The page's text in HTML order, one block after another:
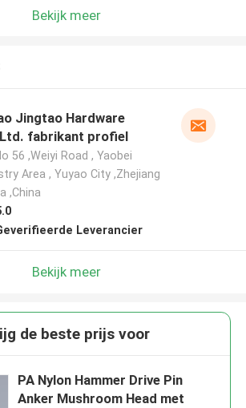
Bekijk meer
Jingtao Hardware
fabrikant profiel
56 ,Weiyi Road , Yaobei
Area , Yuyao City ,Zhejiang
,China
Leverancier
Bekijk meer
de beste prijs voor
PA Nylon Hammer Drive Pin
Anker Mushroom Head met